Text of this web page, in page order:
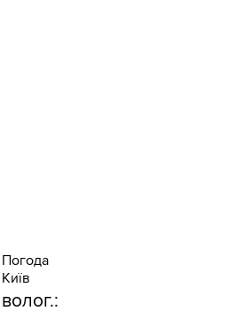
Погода
Київ
волог.: